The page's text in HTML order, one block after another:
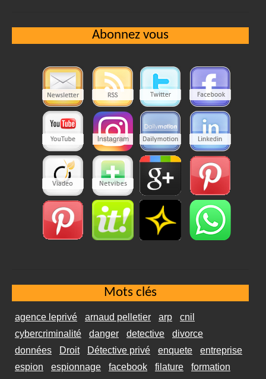
Abonnez vous
Mots clés
agence leprivé arnaud pelletier arp
cnil
cybercriminalité
danger detective
divorce
données
Droit Détective privé enquete
entreprise
espion
espionnage facebook filature
formation